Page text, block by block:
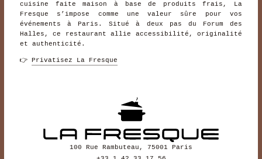
cuisine faite maison à base de produits frais, La
Fresque s’impose comme une valeur sûre pour vos
événements à Paris. Situé à deux pas du Forum des
Halles, ce restaurant allie accessibilité, originalité
et authenticité.
👉 Privatisez La Fresque
100 Rue Rambuteau, 75001 Paris